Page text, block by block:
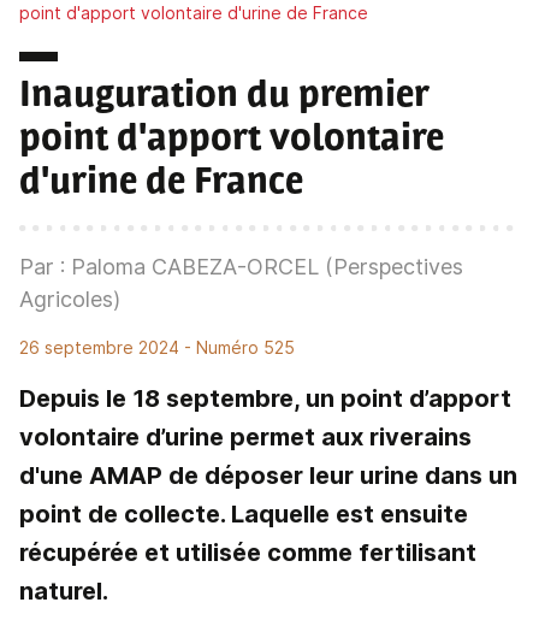
point d'apport volontaire d'urine de France
Inauguration du premier
point d'apport volontaire
d'urine de France
Par : Paloma CABEZA-ORCEL (Perspectives
Agricoles)
26 septembre 2024 - Numéro 525
Depuis le 18 septembre, un point d’apport
volontaire d’urine permet aux riverains
d'une AMAP de déposer leur urine dans un
point de collecte. Laquelle est ensuite
récupérée et utilisée comme fertilisant
naturel.